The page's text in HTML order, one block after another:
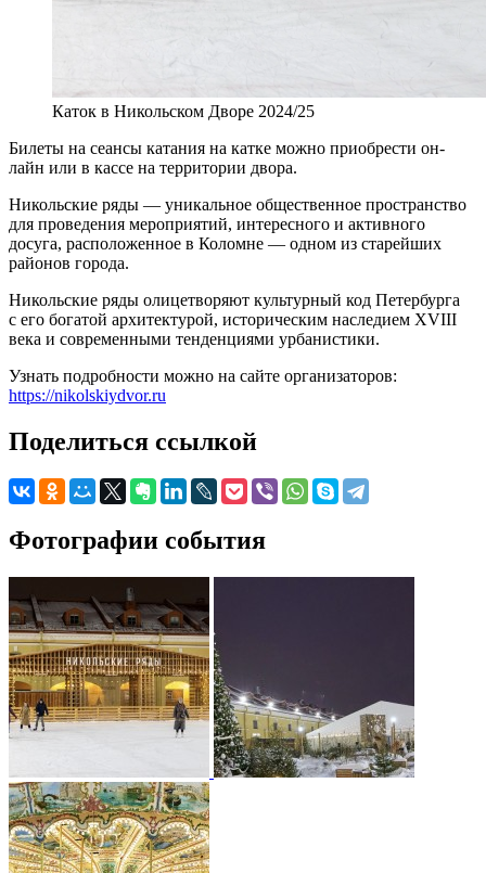
Каток в Никольском Дворе 2024/25
Билеты на сеансы катания на катке можно приобрести он-
лайн или в кассе на территории двора.
Никольские ряды — уникальное общественное пространство
для проведения мероприятий, интересного и активного
досуга, расположенное в Коломне — одном из старейших
районов города.
Никольские ряды олицетворяют культурный код Петербурга
с его богатой архитектурой, историческим наследием XVIII
века и современными тенденциями урбанистики.
Узнать подробности можно на сайте организаторов:
https://nikolskiydvor.ru
Поделиться ссылкой
Фотографии события